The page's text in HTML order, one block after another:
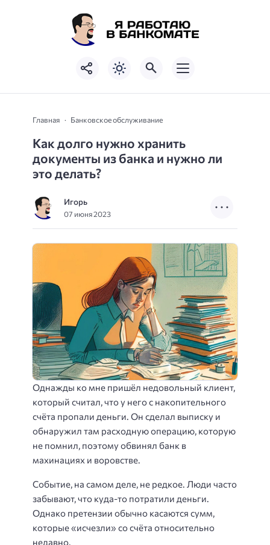
Главная Банковское обслуживание
Как долго нужно хранить
документы из банка и нужно ли
это делать?
Игорь
07 июня 2023
Однажды ко мне пришёл недовольный клиент,
который считал, что у него с накопительного
счёта пропали деньги. Он сделал выписку и
обнаружил там расходную операцию, которую
не помнил, поэтому обвинял банк в
махинациях и воровстве.
Событие, на самом деле, не редкое. Люди часто
забывают, что куда-то потратили деньги.
Однако претензии обычно касаются сумм,
которые «исчезли» со счёта относительно
недавно.